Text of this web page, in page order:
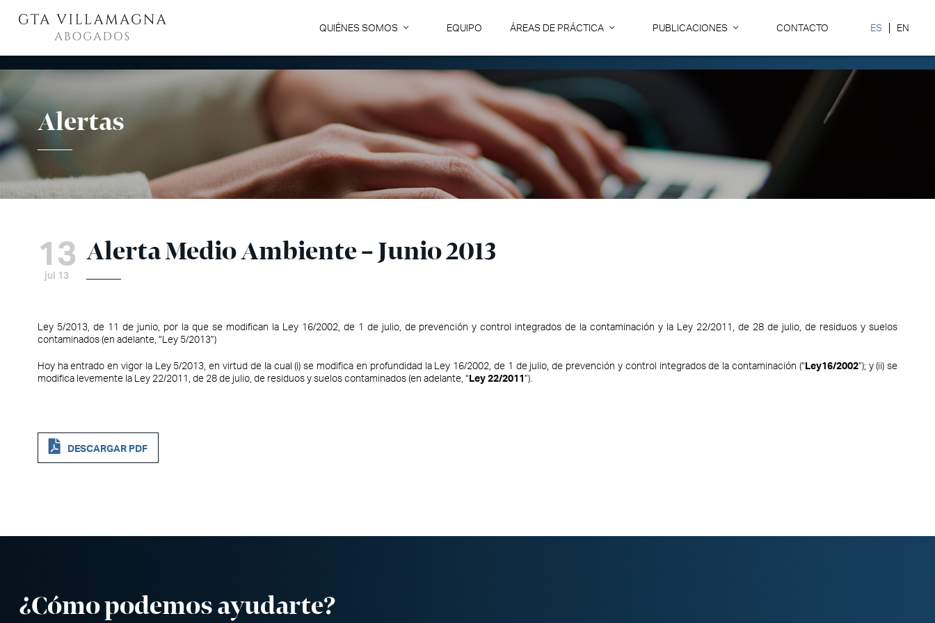
QUIÉNES SOMOS EQUIPO ÁREAS DE PRÁCTICA PUBLICACIONES CONTACTO ES EN
Alertas
13
jul 13
Alerta Medio Ambiente – Junio 2013
Ley 5/2013, de 11 de junio, por la que se modifican la Ley 16/2002, de 1 de julio, de prevención y control integrados de la contaminación y la Ley 22/2011, de 28 de julio, de residuos y suelos
contaminados (en adelante, “Ley 5/2013”)
Hoy ha entrado en vigor la Ley 5/2013, en virtud de la cual (i) se modifica en profundidad la Ley 16/2002, de 1 de julio, de prevención y control integrados de la contaminación (“ Ley16/2002”); y (ii) se
modifica levemente la Ley 22/2011, de 28 de julio, de residuos y suelos contaminados (en adelante, “ Ley 22/2011 ”).
DESCARGAR PDF
¿Cómo podemos ayudarte?